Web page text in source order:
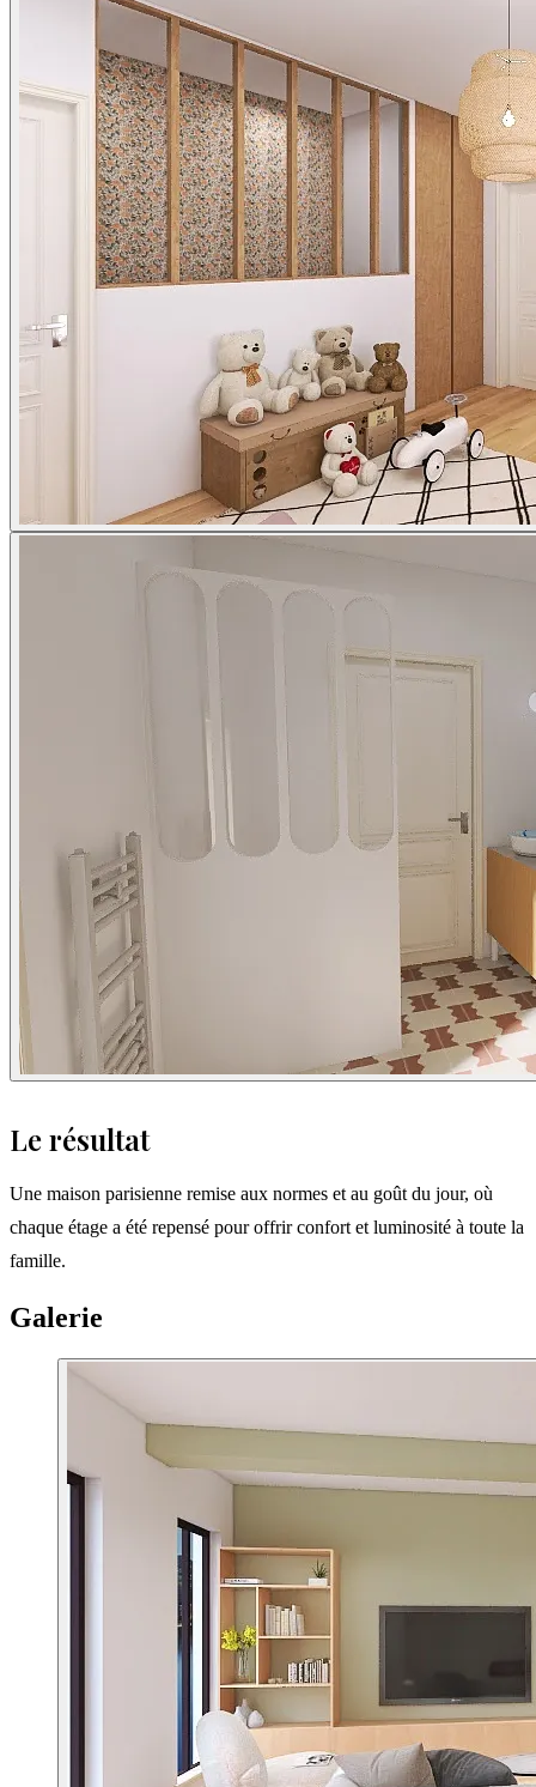
Le résultat
Une maison parisienne remise aux normes et au goût du jour, où
chaque étage a été repensé pour offrir confort et luminosité à toute la
famille.
Galerie